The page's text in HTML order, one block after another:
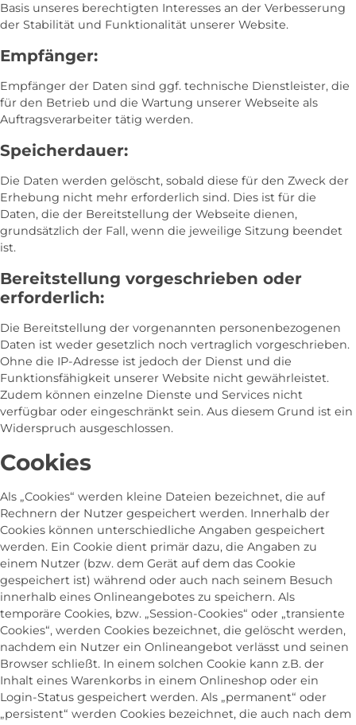
Basis unseres berechtigten Interesses an der Verbesserung
der Stabilität und Funktionalität unserer Website.
Empfänger:
Empfänger der Daten sind ggf. technische Dienstleister, die
für den Betrieb und die Wartung unserer Webseite als
Auftragsverarbeiter tätig werden.
Speicherdauer:
Die Daten werden gelöscht, sobald diese für den Zweck der
Erhebung nicht mehr erforderlich sind. Dies ist für die
Daten, die der Bereitstellung der Webseite dienen,
grundsätzlich der Fall, wenn die jeweilige Sitzung beendet
ist.
Bereitstellung vorgeschrieben oder
erforderlich:
Die Bereitstellung der vorgenannten personenbezogenen
Daten ist weder gesetzlich noch vertraglich vorgeschrieben.
Ohne die IP-Adresse ist jedoch der Dienst und die
Funktionsfähigkeit unserer Website nicht gewährleistet.
Zudem können einzelne Dienste und Services nicht
verfügbar oder eingeschränkt sein. Aus diesem Grund ist ein
Widerspruch ausgeschlossen.
Cookies
Als „Cookies“ werden kleine Dateien bezeichnet, die auf
Rechnern der Nutzer gespeichert werden. Innerhalb der
Cookies können unterschiedliche Angaben gespeichert
werden. Ein Cookie dient primär dazu, die Angaben zu
einem Nutzer (bzw. dem Gerät auf dem das Cookie
gespeichert ist) während oder auch nach seinem Besuch
innerhalb eines Onlineangebotes zu speichern. Als
temporäre Cookies, bzw. „Session-Cookies“ oder „transiente
Cookies“, werden Cookies bezeichnet, die gelöscht werden,
nachdem ein Nutzer ein Onlineangebot verlässt und seinen
Browser schließt. In einem solchen Cookie kann z.B. der
Inhalt eines Warenkorbs in einem Onlineshop oder ein
Login-Status gespeichert werden. Als „permanent“ oder
„persistent“ werden Cookies bezeichnet, die auch nach dem